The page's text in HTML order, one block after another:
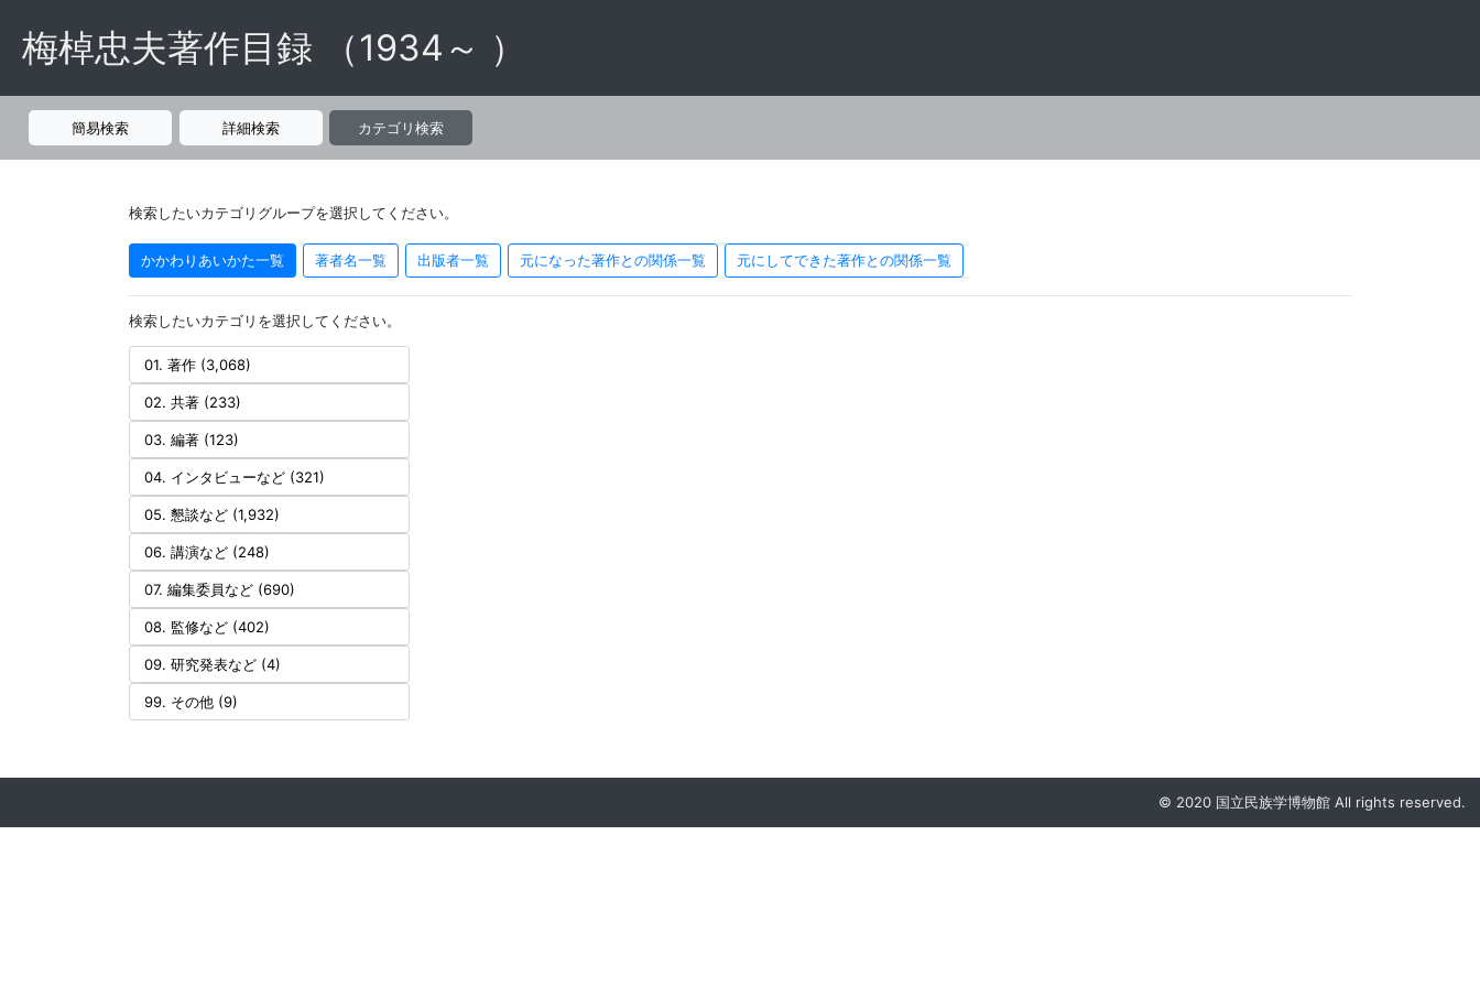
梅棹忠夫著作目録 （1934～ ）
簡易検索 詳細検索 カテゴリ検索
検索したいカテゴリグループを選択してください。
かかわりあいかた一覧 著者名一覧 出版者一覧 元になった著作との関係一覧 元にしてできた著作との関係一覧
検索したいカテゴリを選択してください。
01. 著作 (3,068)
02. 共著 (233)
03. 編著 (123)
04. インタビューなど (321)
05. 懇談など (1,932)
06. 講演など (248)
07. 編集委員など (690)
08. 監修など (402)
09. 研究発表など (4)
99. その他 (9)
© 2020 国立民族学博物館 All rights reserved.